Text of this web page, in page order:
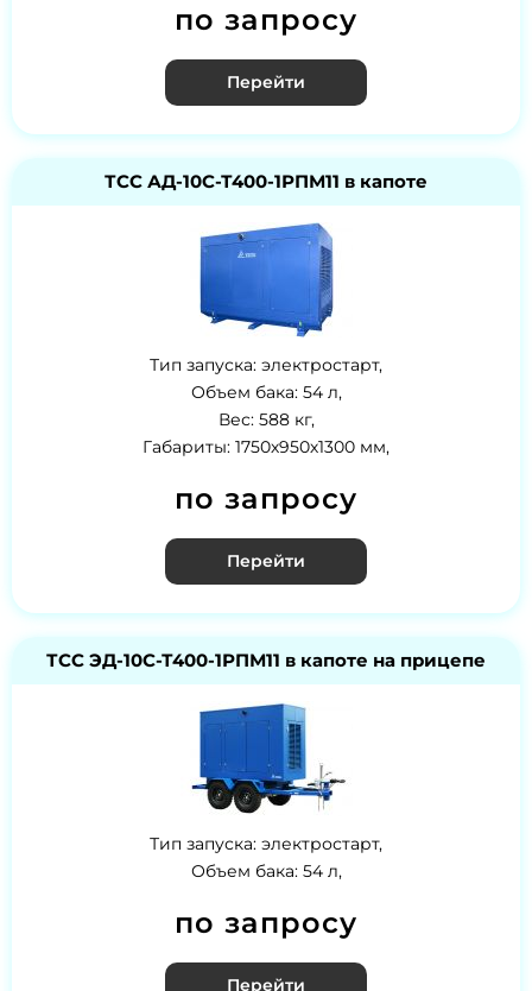
по запросу
Перейти
ТСС АД-10С-Т400-1РПМ11 в капоте
Тип запуска: электростарт,
Объем бака: 54 л,
Вес: 588 кг,
Габариты: 1750х950х1300 мм,
по запросу
Перейти
ТСС ЭД-10С-Т400-1РПМ11 в капоте на прицепе
Тип запуска: электростарт,
Объем бака: 54 л,
по запросу
Перейти